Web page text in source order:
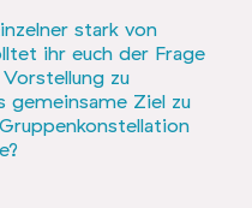
stark von
ihr euch der Frage
zu
gemeinsame Ziel zu